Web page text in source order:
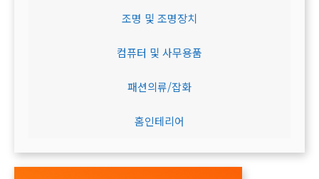
조명 및 조명장치
컴퓨터 및 사무용품
패션의류/잡화
홈인테리어